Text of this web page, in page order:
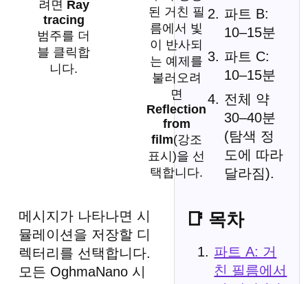
파트 B:
10–15분
파트 C:
10–15분
전체 약
30–40분
(탐색 정
도에 따라
달라짐).
📑 목차
파트 A: 거
친 필름에서
려면 Ray
tracing
범주를 더
블 클릭합
니다.
된 거친 필
름에서 빛
이 반사되
는 예제를
불러오려
면
Reflection
from
film(강조
표시)을 선
택합니다.
메시지가 나타나면 시
뮬레이션을 저장할 디
렉터리를 선택합니다.
모든 OghmaNano 시